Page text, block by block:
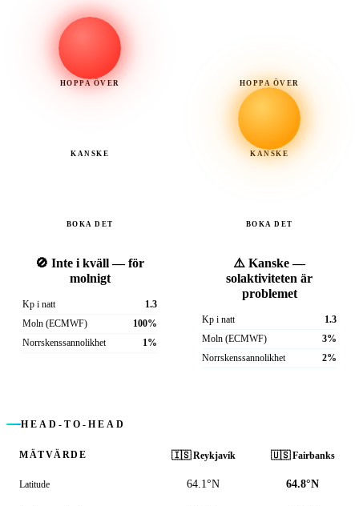
HOPPA ÖVER
KANSKE
BOKA DET
🚫 Inte i kväll — för
molnigt
Kp i natt
1.3
Moln (ECMWF)
100%
Norrskens­sannolikhet
1%
HOPPA ÖVER
KANSKE
BOKA DET
⚠️ Kanske —
solaktiviteten är
problemet
Kp i natt
1.3
Moln (ECMWF)
3%
Norrskens­sannolikhet
2%
HEAD-TO-HEAD
MÄTVÄRDE 🇮🇸 Reykjavík 🇺🇸 Fairbanks
Latitude 64.1°N 64.8°N